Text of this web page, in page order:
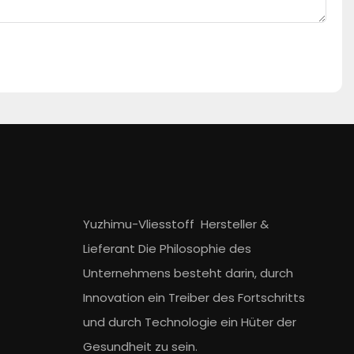
Yuzhimu-Vliesstoff Hersteller&
Lieferant Die Philosophie des
Unternehmens besteht darin, durch
Innovation ein Treiber des Fortschritts
und durch Technologie ein Hüter der
Gesundheit zu sein.